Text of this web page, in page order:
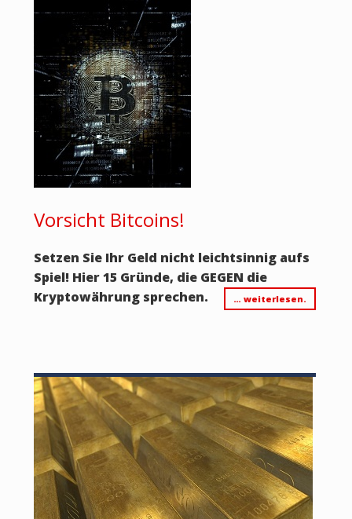
Vorsicht Bitcoins!
Setzen Sie Ihr Geld nicht leichtsinnig aufs
Spiel! Hier 15 Gründe, die GEGEN die
Kryptowährung sprechen.
… weiterlesen.